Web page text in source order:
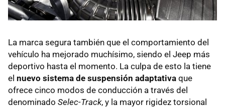
La marca segura también que el comportamiento del
vehículo ha mejorado muchísimo, siendo el Jeep más
deportivo hasta el momento. La culpa de esto la tiene
el nuevo sistema de suspensión adaptativa que
ofrece cinco modos de conducción a través del
denominado Selec-Track, y la mayor rigidez torsional